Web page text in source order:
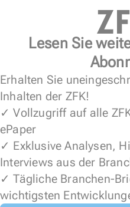
Lesen Sie
Erhalten Sie
Inhalten der ZFK!
✓ Vollzugriff auf alle
ePaper
✓ Exklusive Analysen,
Interviews aus der
✓ Tägliche Branchen-
wichtigsten